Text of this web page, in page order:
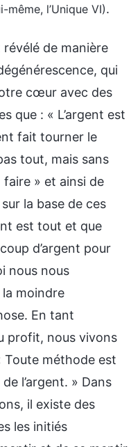
l’Unique VI).
révélé de manière
qui
cœur avec des
que : « L’argent est
fait tourner le
tout, mais sans
» et ainsi de
la base de ces
est tout et que
d’argent pour
nous nous
la moindre
En tant
profit, nous vivons
Toute méthode est
l’argent. » Dans
il existe des
les initiés